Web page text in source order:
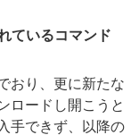
ているコマンド
おり、更に新たな
ロードし開こうと
手できず、以降の